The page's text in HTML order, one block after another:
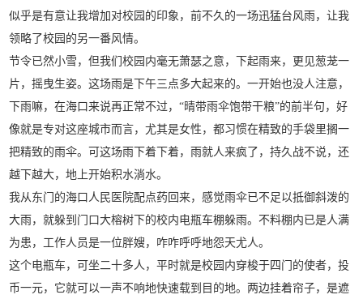
似乎是有意让我增加对校园的印象，前不久的一场迅猛台风雨，让我
领略了校园的另一番风情。
节令已然小雪，但我们校园内毫无萧瑟之意，下起雨来，更见葱茏一
片，摇曳生姿。这场雨是下午三点多大起来的。一开始也没人注意，
下雨嘛，在海口来说再正常不过，“晴带雨伞饱带干粮”的前半句，好
像就是专对这座城市而言，尤其是女性，都习惯在精致的手袋里搁一
把精致的雨伞。可这场雨下着下着，雨就人来疯了，持久战不说，还
越下越大，地上开始积水淌水。
我从东门的海口人民医院配点药回来，感觉雨伞已不足以抵御斜泼的
大雨，就躲到门口大榕树下的校内电瓶车棚躲雨。不料棚内已是人满
为患，工作人员是一位胖嫂，咋咋呼呼地怨天尤人。
这个电瓶车，可坐二十多人，平时就是校园内穿梭于四门的使者，投
币一元，它就可以一声不响地快速载到目的地。两边挂着帘子，是遮